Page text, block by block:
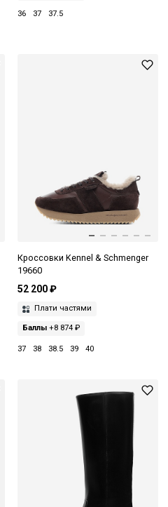
36 37 37.5
Кроссовки Kennel & Schmenger
19660
52 200 ₽
Плати частями
Баллы+8 874 ₽
37 38 38.5 39 40